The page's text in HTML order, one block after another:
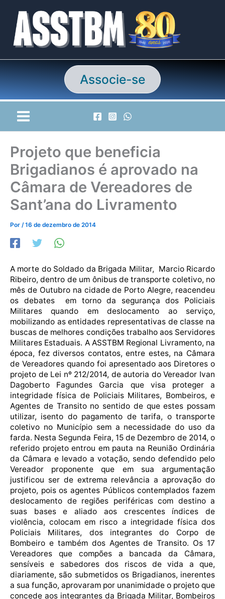
conteúdo
Associe-se
Projeto que beneficia
Brigadianos é aprovado na
Câmara de Vereadores de
Sant’ana do Livramento
Por /16 de dezembro de 2014
A morte do Soldado da Brigada Militar, Marcio Ricardo
Ribeiro, dentro de um ônibus de transporte coletivo, no
mês de Outubro na cidade de Porto Alegre, reacendeu
os debates em torno da segurança dos Policiais
Militares quando em deslocamento ao serviço,
mobilizando as entidades representativas de classe na
buscas de melhores condições trabalho aos Servidores
Militares Estaduais. A ASSTBM Regional Livramento, na
época, fez diversos contatos, entre estes, na Câmara
de Vereadores quando foi apresentado aos Diretores o
projeto de Lei nº 212/2014, de autoria do Vereador Ivan
Dagoberto Fagundes Garcia que visa proteger a
integridade física de Policiais Militares, Bombeiros, e
Agentes de Transito no sentido de que estes possam
utilizar, isento do pagamento de tarifa, o transporte
coletivo no Município sem a necessidade do uso da
farda. Nesta Segunda Feira, 15 de Dezembro de 2014, o
referido projeto entrou em pauta na Reunião Ordinária
da Câmara e levado a votação, sendo defendido pelo
Vereador proponente que em sua argumentação
justificou ser de extrema relevância a aprovação do
projeto, pois os agentes Públicos contemplados fazem
deslocamento de regiões periféricas com destino a
suas bases e aliado aos crescentes índices de
violência, colocam em risco a integridade física dos
Policiais Militares, dos integrantes do Corpo de
Bombeiro e também dos Agentes de Transito. Os 17
Vereadores que compões a bancada da Câmara,
sensíveis e sabedores dos riscos de vida a que,
diariamente, são submetidos os Brigadianos, inerentes
a sua função, aprovaram por unanimidade o projeto que
concede aos integrantes da Brigada Militar, Bombeiros